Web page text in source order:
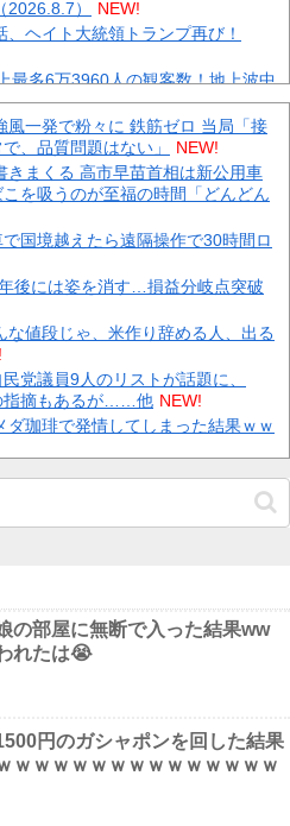
2026.8.7）
NEW!
、ヘイト大統領トランプ再び！
最多6万3960人の観客数！地上波中
題に NEW!
みんな海だな」「南半球にスキーし
見
NEW!
長江流域で深刻な洪水被害 NEW!
娘の採用で人気店になってしまう
しはじめる NEW!
『とんでもない正論』を吐いて30
ｗｗ NEW!
謎の場所に行くんやが何があるん
風一発で粉々に 鉄筋ゼロ 当局「接
、品質問題はない」
NEW!
きまくる 高市早苗首相は新公用車
を吸うのが至福の時間「どんどん
国境越えたら遠隔操作で30時間ロ
後には姿を消す…損益分岐点突破
な値段じゃ、米作り辞める人、出る
党議員9人のリストが話題に、
指摘もあるが……他 NEW!
ダ珈琲で発情してしまった結果ｗｗ
着姿であたシコが止まらない
指定映画で乳首解禁、しかもピ
の運用が思ったより好調なおかげ
いとダメな物 、ガチで何がある？
ーンがYouTubeで見れると話題に
いたいｗｗｗ NEW!
の部屋に無断で入った結果ww
れたは😭
円のガシャポンを回した結果
ｗｗｗｗｗｗｗｗｗｗｗｗｗｗ